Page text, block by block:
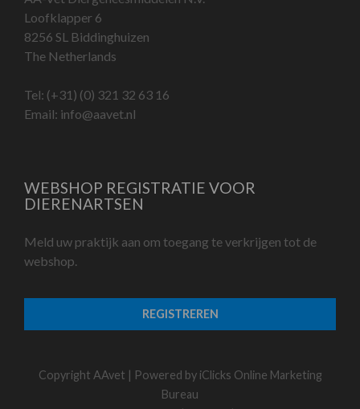
Loofklapper 6
8256 SL Biddinghuizen
The Netherlands
Tel: (+31) (0) 321 32 63 16
Email: info@aavet.nl
WEBSHOP REGISTRATIE VOOR
DIERENARTSEN
Meld uw praktijk aan om toegang te verkrijgen tot de
webshop.
REGISTREREN
Copyright AAvet | Powered by iClicks Online Marketing
Bureau